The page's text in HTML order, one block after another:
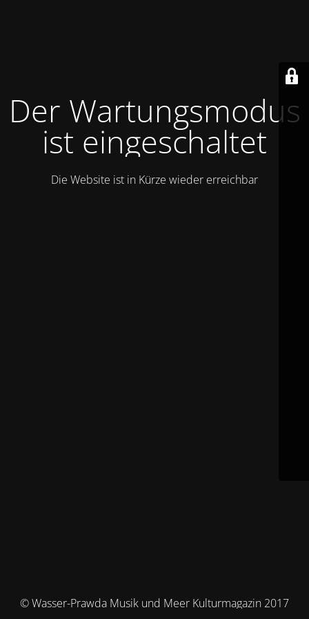
Der Wartungsmodus
ist eingeschaltet
Die Website ist in Kürze wieder erreichbar
© Wasser-Prawda Musik und Meer Kulturmagazin 2017